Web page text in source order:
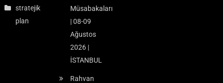
stratejik
plan
Müsabakaları
| 08-09
Ağustos
2026 |
İSTANBUL
Rahvan